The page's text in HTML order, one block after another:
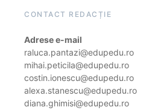
CONTACT REDACȚIE
Adrese e-mail
raluca.pantazi@edupedu.ro
mihai.peticila@edupedu.ro
costin.ionescu@edupedu.ro
alexa.stanescu@edupedu.ro
diana.ghimisi@edupedu.ro